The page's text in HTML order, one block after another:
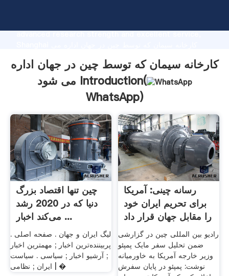
advanced research strength and excellent service,
of customers.
کارخانه سیمان که توسط چین در جهان اداره
می شود Introduction(
WhatsApp)
چین تنها اقتصاد بزرگ
دنیا که در 2020 رشد
می‌کند اخبار ...
لیگ ایران و جهان . صفحه اصلی .
پربیننده‌ترین اخبار ; مهمترین اخبار
; آرشیو اخبار ; سیاسی . سیاست
ایران ; نظامی | �
رسانه چینی: آمریکا
برای تحریم ایران خود
را مقابل جهان قرار داد
رادیو بین المللی چین در گزارشی
ضمن تحلیل سفر مایک پمپئو
وزیر خارجه آمریکا به خاورمیانه
نوشت: پمپئو در پایان سفرش